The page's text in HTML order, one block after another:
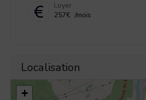
Loyer
257€ /mois
Localisation
+